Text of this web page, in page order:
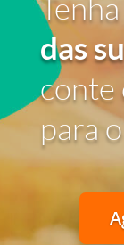
das
conte
para